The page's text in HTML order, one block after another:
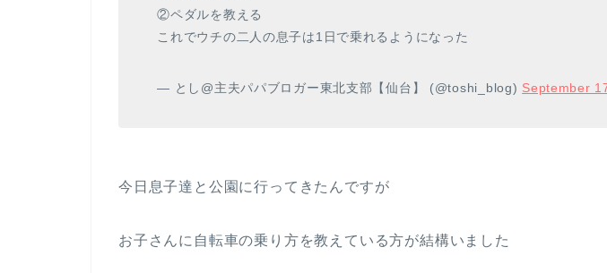
②ペダルを教える
これでウチの二人の息子は1日で乗れるようになった
— とし@主夫パパブロガー東北支部【仙台】 (@toshi_blog) September
今日息子達と公園に行ってきたんですが
お子さんに自転車の乗り方を教えている方が結構いました